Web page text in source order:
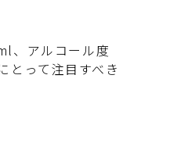
、アルコール度
とって注目すべき